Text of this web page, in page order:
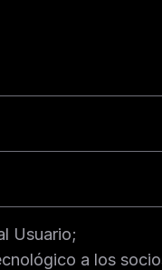
Usuario;
a los